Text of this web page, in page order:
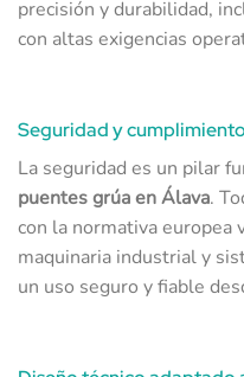
precisión y durabilidad,
con altas exigencias
Seguridad y
La seguridad es un pilar
puentes grúa en Álava.
con la normativa europea
maquinaria industrial y
un uso seguro y fiable